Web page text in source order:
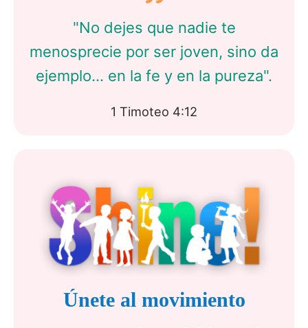
"No dejes que nadie te
menosprecie por ser joven, sino da
ejemplo... en la fe y en la pureza".
1 Timoteo 4:12
Únete al movimiento